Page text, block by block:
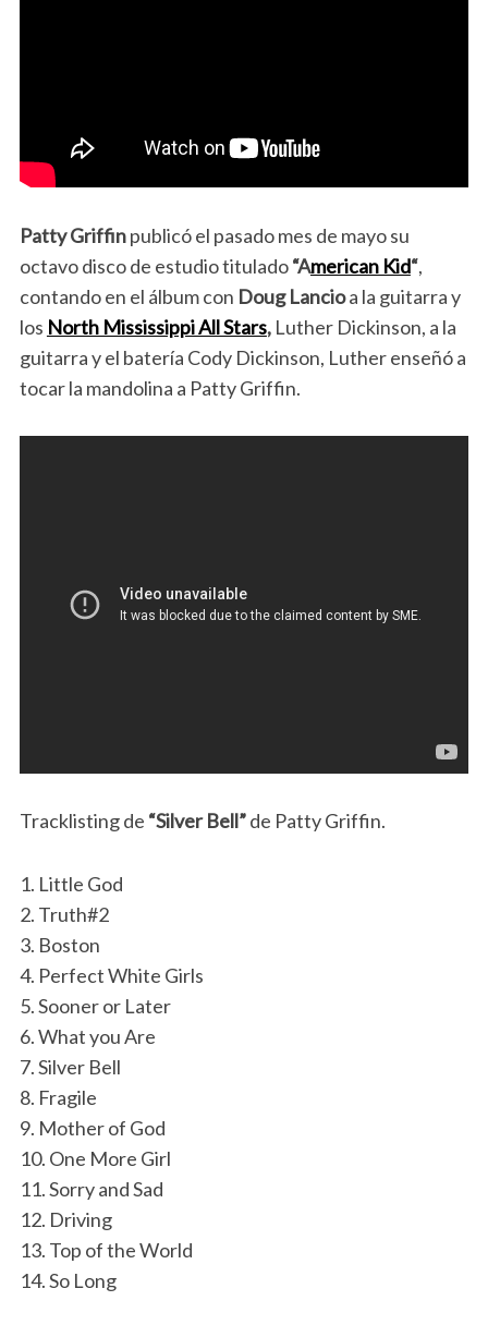
Patty Griffinpublicó el pasado mes de mayo su
octavo disco de estudio titulado“American Kid“,
contando en el álbum con Doug Lancioa la guitarra y
los North Mississippi All Stars,Luther Dickinson, a la
guitarra y el batería Cody Dickinson, Luther enseñó a
tocar la mandolina a Patty Griffin.
Tracklisting de “Silver Bell”de Patty Griffin.
1. Little God
2. Truth#2
3. Boston
4. Perfect White Girls
5. Sooner or Later
6. What you Are
7. Silver Bell
8. Fragile
9. Mother of God
10. One More Girl
11. Sorry and Sad
12. Driving
13. Top of the World
14. So Long